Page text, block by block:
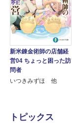
新米錬金術師の店舗経
営04 ちょっと困った訪
問者
いつきみずほ 他
トピックス